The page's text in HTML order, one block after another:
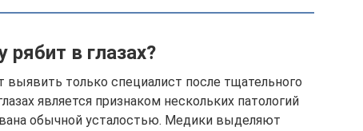
рябит в глазах?
только специалист после тщательного
является признаком нескольких патологий
обычной усталостью. Медики выделяют